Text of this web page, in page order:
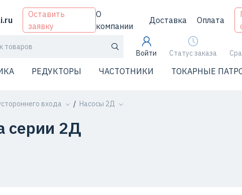
Оставить
заявку
О
компании
Доставка Оплата
Войти Статус заказа
РЕДУКТОРЫ ЧАСТОТНИКИ ТОКАРНЫЕ
входа Насосы 2Д
серии 2Д